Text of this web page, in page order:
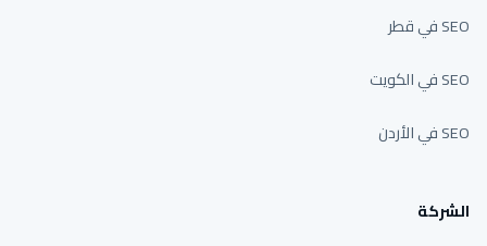
SEO في قطر
SEO في الكويت
SEO في الأردن
الشركة